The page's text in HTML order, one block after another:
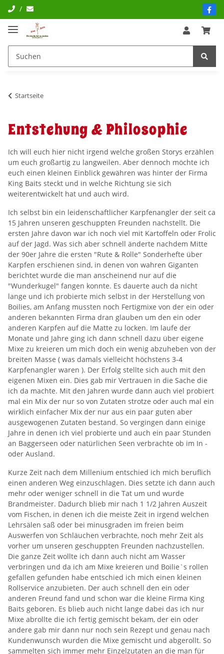
/
Startseite
Entstehung & Philosophie
Ich will euch hier nicht irgend welche großen Storys erzählen
um euch großartig zu langweilen. Aber dennoch möchte ich
euch einen kleinen Einblick gewähren was hinter der Firma
King Baits steckt und in welche Richtung sie sich
weiterentwickelt hat und auch wird.
Ich selbst bin ein leidenschaftlicher Karpfenangler der seit ca
15 Jahren unseren geschuppten Freunden nachstellt. Die
ersten Jahre davon war ich noch viel mit Kartoffeln oder Frolic
auf der Jagd. Was sich aber schnell änderte nachdem Mitte
der 90er Jahre die ersten "Rute & Rolle" Sonderhefte über
Karpfen erschienen sind, in denen von wahren Giganten
berichtet wurde die man anscheinend nur auf die
"Wunderkugel" fangen konnte. Es dauerte auch da nicht
lange und ich probierte mich selbst in der Herstellung von
Boilies, am Anfang mussten noch Fertigmixe von der ein oder
anderen bekannten Firma dran glauben um den ein oder
anderen Karpfen auf die Matte zu locken. Im laufe der
Monate und Jahre ging ich dann schnell dazu über eigene
Mixe zu kreieren um mich doch ein wenig abzuheben von der
breiten Masse ( was damals vielleicht höchstens 3-4
Karpfenangler waren ). Der Erfolg stellte sich auch mit den
eigenen Mixen ein. Dies gab mir Vertrauen in die Sache die
ich da machte. Mit den Jahren wurde dann auch viel probiert
mal ein Mix der nur so von Zutaten strotze oder auch mal ein
wirklich einfacher Mix der nur aus ein paar guten aber
ausgewogenen Zutaten bestand. So vergingen dann einige
Jahre in denen ich viel probierte und auch ein paar Stunden
an Baggerseen oder natürlichen Seen verbrachte ob im In -
oder Ausland.
Kurze Zeit nach dem Millenium entschied ich mich beruflich
einen anderen Weg einzuschlagen. Dies setzte ich dann auch
mehr oder weniger schnell in die Tat um und wurde
Brandmeister. Dadurch blieb mir nach 1 1/2 Jahren Auszeit
vom Fischen, in denen ich die meiste Zeit in irgend welchen
Lehrsälen saß oder bei minusgraden im freien beim
Auswerfen von Schläuchen verbrachte, noch mehr Zeit als
vorher um unseren geschuppten Freunden nachzustellen.
Die ganze Zeit wollte ich dann auch nicht am Wasser
verbringen und da ich am Mixe kreieren und Boilie`s rollen
gefallen gefunden habe entschied ich mich einen kleinen
Rollservice anzubieten. Der auch schnell den ein oder
anderen Freund fand und schon war die kleine Firma King
Baits geboren. Es blieb auch nicht lange dabei das ich nur
Mixe abrollte die ich fertig gemischt bekam, der ein oder
andere gab mir dann nur noch sein Rezept und genau nach
Kundenwunsch wurden die Mixe gemischt und abgerollt. So
sammelten sich immer mehr Einzelzutaten an die man für